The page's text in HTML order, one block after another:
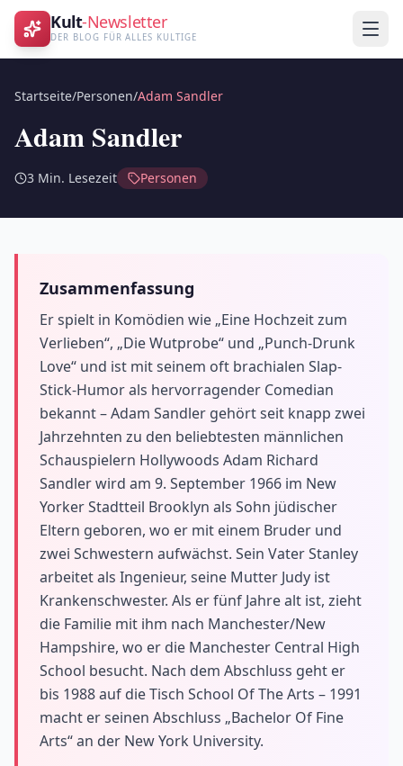
Kult-Newsletter
DER BLOG FÜR ALLES KULTIGE
Startseite/Personen/Adam Sandler
Adam Sandler
3 Min. Lesezeit Personen
Zusammenfassung
Er spielt in Komödien wie „Eine Hochzeit zum
Verlieben“, „Die Wutprobe“ und „Punch-Drunk
Love“ und ist mit seinem oft brachialen Slap-
Stick-Humor als hervorragender Comedian
bekannt – Adam Sandler gehört seit knapp zwei
Jahrzehnten zu den beliebtesten männlichen
Schauspielern Hollywoods Adam Richard
Sandler wird am 9. September 1966 im New
Yorker Stadtteil Brooklyn als Sohn jüdischer
Eltern geboren, wo er mit einem Bruder und
zwei Schwestern aufwächst. Sein Vater Stanley
arbeitet als Ingenieur, seine Mutter Judy ist
Krankenschwester. Als er fünf Jahre alt ist, zieht
die Familie mit ihm nach Manchester/New
Hampshire, wo er die Manchester Central High
School besucht. Nach dem Abschluss geht er
bis 1988 auf die Tisch School Of The Arts – 1991
macht er seinen Abschluss „Bachelor Of Fine
Arts“ an der New York University.